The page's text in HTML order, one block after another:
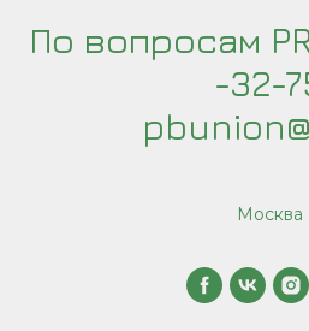
По вопросам
-32-
Москва